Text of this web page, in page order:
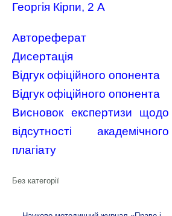
Георгія Кірпи, 2 А
Автореферат
Дисертація
Відгук офіційного опонента
Відгук офіційного опонента
Висновок експертизи щодо
відсутності академічного
плагіату
Без категорії